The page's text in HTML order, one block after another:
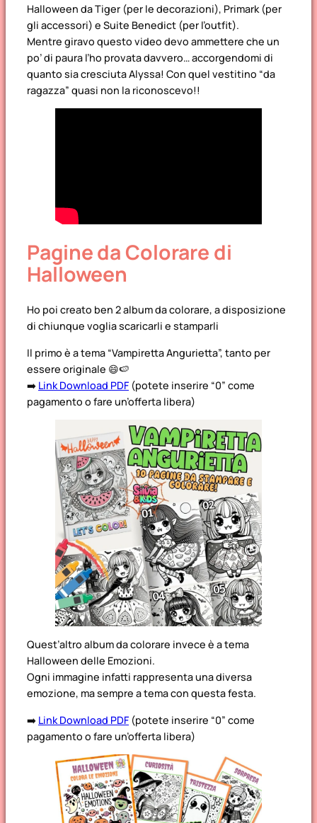
Halloween da Tiger (per le decorazioni), Primark (per
gli accessori) e Suite Benedict (per l’outfit).
Mentre giravo questo video devo ammettere che un
po’ di paura l’ho provata davvero… accorgendomi di
quanto sia cresciuta Alyssa! Con quel vestitino “da
ragazza” quasi non la riconoscevo!!
Pagine da Colorare di
Halloween
Ho poi creato ben 2 album da colorare, a disposizione
di chiunque voglia scaricarli e stamparli
Il primo è a tema “Vampiretta Angurietta”, tanto per
essere originale 😄🍉
➡️ Link Download PDF (potete inserire “0” come
pagamento o fare un’offerta libera)
Quest’altro album da colorare invece è a tema
Halloween delle Emozioni.
Ogni immagine infatti rappresenta una diversa
emozione, ma sempre a tema con questa festa.
➡️ Link Download PDF (potete inserire “0” come
pagamento o fare un’offerta libera)